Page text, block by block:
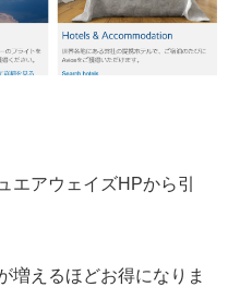
エアウェイズHPから引
増えるほどお得になりま